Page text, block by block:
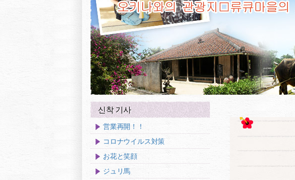
신착 기사
営業再開！！
コロナウイルス対策
お花と笑顔
ジュリ馬